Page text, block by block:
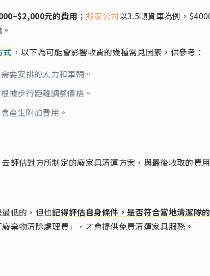
元的費用 ；搬家公司以3.5噸貨車為例，
式 ，以下為可能會影響收費的幾種常見因素，供參考：
要安排的人力和車輛。
據步行距離調整價格。
產生附加費用。
評估對方所制定的廢家具清運方案，與最後收取的費
低的，但也記得評估自身條件，是否符合當地清潔隊
棄物清除處理費」，才會提供免費清運家具服務。